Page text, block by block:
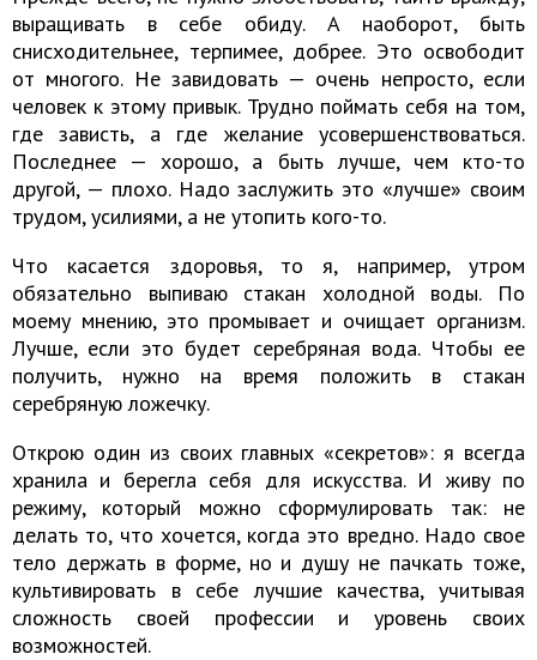
выращивать в себе обиду. А наоборот, быть
снисходительнее, терпимее, добрее. Это освободит
от многого. Не завидовать — очень непросто, если
человек к этому привык. Трудно поймать себя на том,
где зависть, а где желание усовершенствоваться.
Последнее — хорошо, а быть лучше, чем кто-то
другой, — плохо. Надо заслужить это «лучше» своим
трудом, усилиями, а не утопить кого-то.
Что касается здоровья, то я, например, утром
обязательно выпиваю стакан холодной воды. По
моему мнению, это промывает и очищает организм.
Лучше, если это будет серебряная вода. Чтобы ее
получить, нужно на время положить в стакан
серебряную ложечку.
Открою один из своих главных «секретов»: я всегда
хранила и берегла себя для искусства. И живу по
режиму, который можно сформулировать так: не
делать то, что хочется, когда это вредно. Надо свое
тело держать в форме, но и душу не пачкать тоже,
культивировать в себе лучшие качества, учитывая
сложность своей профессии и уровень своих
возможностей.